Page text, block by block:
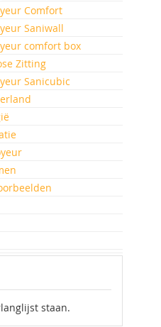
Comfort
Saniwall
comfort box
Zitting
Sanicubic
staan.